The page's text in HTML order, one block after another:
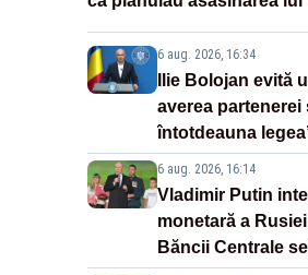
6 aug. 2026, 16:34
Ilie Bolojan evită
averea partenerei
întotdeauna
6 aug. 2026, 16:14
Vladimir Putin
monetară a
Băncii Centrale